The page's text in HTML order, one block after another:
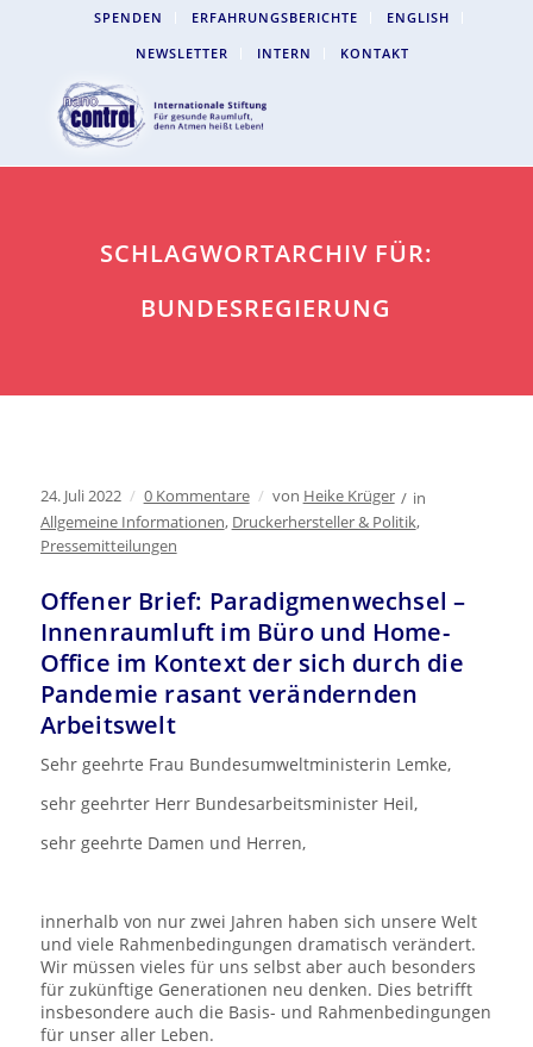
SPENDEN ERFAHRUNGSBERICHTE
ENGLISH
NEWSLETTER
INTERN KONTAKT
SCHLAGWORTARCHIV FÜR:
BUNDESREGIERUNG
24. Juli 2022 / 0 Kommentare / von Heike Krüger / in
Allgemeine Informationen, Druckerhersteller & Politik,
Pressemitteilungen
Offener Brief: Paradigmenwechsel –
Innenraumluft im Büro und Home-
Office im Kontext der sich durch die
Pandemie rasant verändernden
Arbeitswelt
Sehr geehrte Frau Bundesumweltministerin Lemke,
sehr geehrter Herr Bundesarbeitsminister Heil,
sehr geehrte Damen und Herren,
innerhalb von nur zwei Jahren haben sich unsere Welt
und viele Rahmenbedingungen dramatisch verändert.
Wir müssen vieles für uns selbst aber auch besonders
für zukünftige Generationen neu denken. Dies betrifft
insbesondere auch die Basis- und Rahmenbedingungen
für unser aller Leben.